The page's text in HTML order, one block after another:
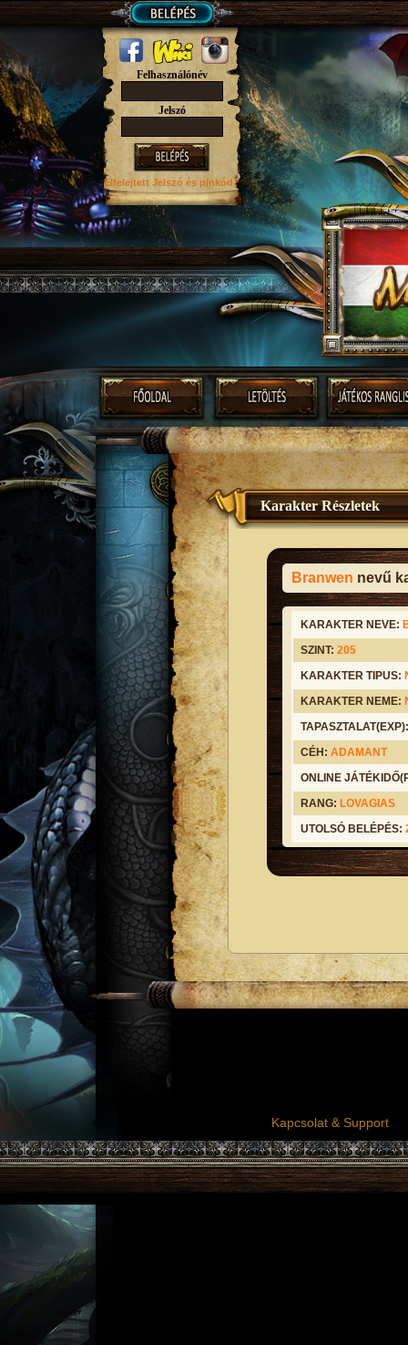
Felhasználónév
Jelszó
Elfelejtett Jelszó és pinkód?
Karakter Részletek
Branwen nevű
KARAKTER NEVE:
SZINT: 205
KARAKTER TIPUS:
KARAKTER NEME:
CÉH: ADAMANT
ONLINE
RANG: LOVAGIAS
UTOLSÓ BELÉPÉS:
Kapcsolat & Support